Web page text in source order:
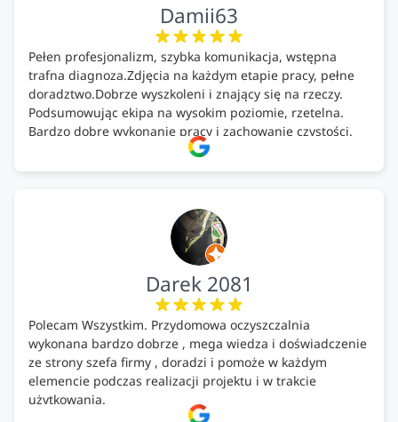
Damii63
Pełen profesjonalizm, szybka komunikacja, wstępna
trafna diagnoza.Zdjęcia na każdym etapie pracy, pełne
doradztwo.Dobrze wyszkoleni i znający się na rzeczy.
Podsumowując ekipa na wysokim poziomie, rzetelna.
Bardzo dobre wykonanie pracy i zachowanie czystości.
Darek 2081
Polecam Wszystkim. Przydomowa oczyszczalnia
wykonana bardzo dobrze , mega wiedza i doświadczenie
ze strony szefa firmy , doradzi i pomoże w każdym
elemencie podczas realizacji projektu i w trakcie
użytkowania.
Firma godna zaufania. Tak trzymać!